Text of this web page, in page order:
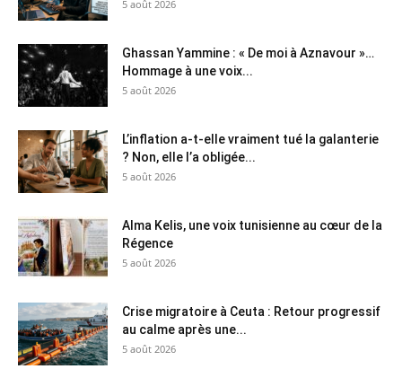
5 août 2026
Ghassan Yammine : « De moi à Aznavour »…
Hommage à une voix...
5 août 2026
L’inflation a-t-elle vraiment tué la galanterie
? Non, elle l’a obligée...
5 août 2026
Alma Kelis, une voix tunisienne au cœur de la
Régence
5 août 2026
Crise migratoire à Ceuta : Retour progressif
au calme après une...
5 août 2026